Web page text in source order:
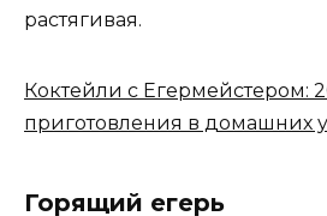
растягивая.
Коктейли с Егермейстером:
приготовления в домашних
Горящий егерь